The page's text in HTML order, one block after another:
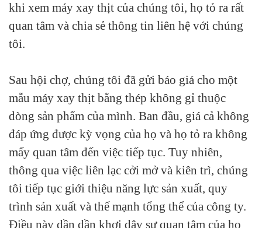
khi xem máy xay thịt của chúng tôi, họ tỏ ra rất
quan tâm và chia sẻ thông tin liên hệ với chúng
tôi.
Sau hội chợ, chúng tôi đã gửi báo giá cho một
mẫu máy xay thịt bằng thép không gỉ thuộc
dòng sản phẩm của mình. Ban đầu, giá cả không
đáp ứng được kỳ vọng của họ và họ tỏ ra không
mấy quan tâm đến việc tiếp tục. Tuy nhiên,
thông qua việc liên lạc cởi mở và kiên trì, chúng
tôi tiếp tục giới thiệu năng lực sản xuất, quy
trình sản xuất và thế mạnh tổng thể của công ty.
Điều này dần dần khơi dậy sự quan tâm của họ